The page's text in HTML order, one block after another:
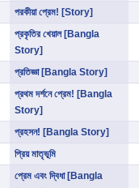
পরকীয়া প্রেম! [Story]
প্রকৃতির খেয়াল [Bangla
Story]
প্রতিজ্ঞা [Bangla Story]
প্রথম দর্শনে প্রেম! [Bangla
Story]
প্রহসন! [Bangla Story]
প্রিয় মাতৃভূমি
প্রেম এবং দ্বিধা [Bangla